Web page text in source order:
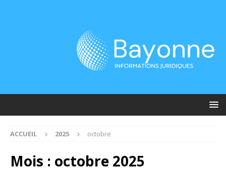
ACCUEIL 2025 octobre
Mois : octobre 2025